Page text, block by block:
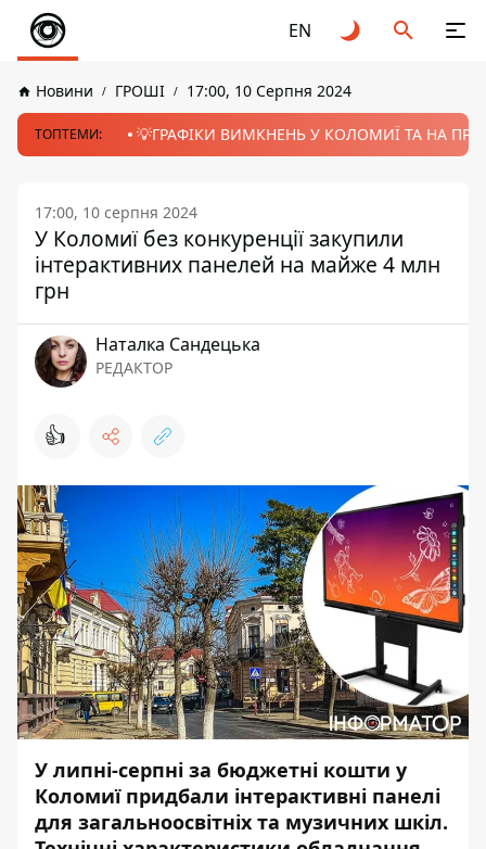
EN
Новини ГРОШІ 17:00, 10 Серпня 2024
ТОПТЕМИ: 💡ГРАФІКИ ВИМКНЕНЬ У КОЛОМИЇ ТА НА
17:00, 10 серпня 2024
У Коломиї без конкуренції закупили
інтерактивних панелей на майже 4 млн
грн
Наталка Сандецька
РЕДАКТОР
👍
У липні-серпні за бюджетні кошти у
Коломиї придбали інтерактивні панелі
для загальноосвітніх та музичних шкіл.